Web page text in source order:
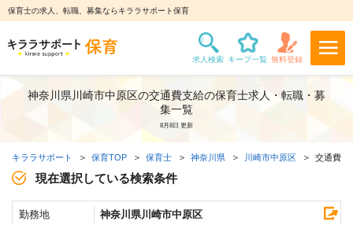
保育士の求人、転職、募集ならキララサポート保育
神奈川県川崎市中原区の交通費支給の保育士求人・転職・募
集一覧
8月8日 更新
キララサポート 保育TOP 保育士 神奈川県 川崎市中原区 交通費支
現在選択している検索条件
勤務地 神奈川県川崎市中原区